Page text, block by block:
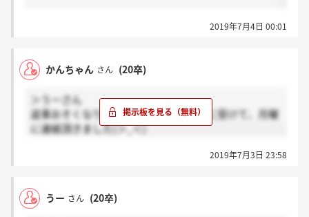
2019年7月4日 00:01
かんちゃん さん (20卒)
＞うーさん
返事おそくなりました、、、！私は28に受けて、月曜
に連絡頂きました(＞_＜)
2019年7月3日 23:58
うー さん (20卒)